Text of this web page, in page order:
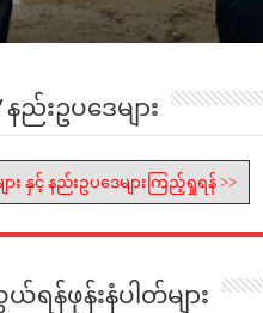
နည်းဥပဒေများ
ား နှင့် နည်းဥပဒေများကြည့်ရှုရန် >>
န်ဖုန်းနံပါတ်များ